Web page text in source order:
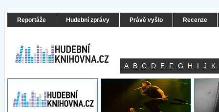
Reportáže Hudební zprávy Právě vyšlo Recenze
A B C D E F G H I J K